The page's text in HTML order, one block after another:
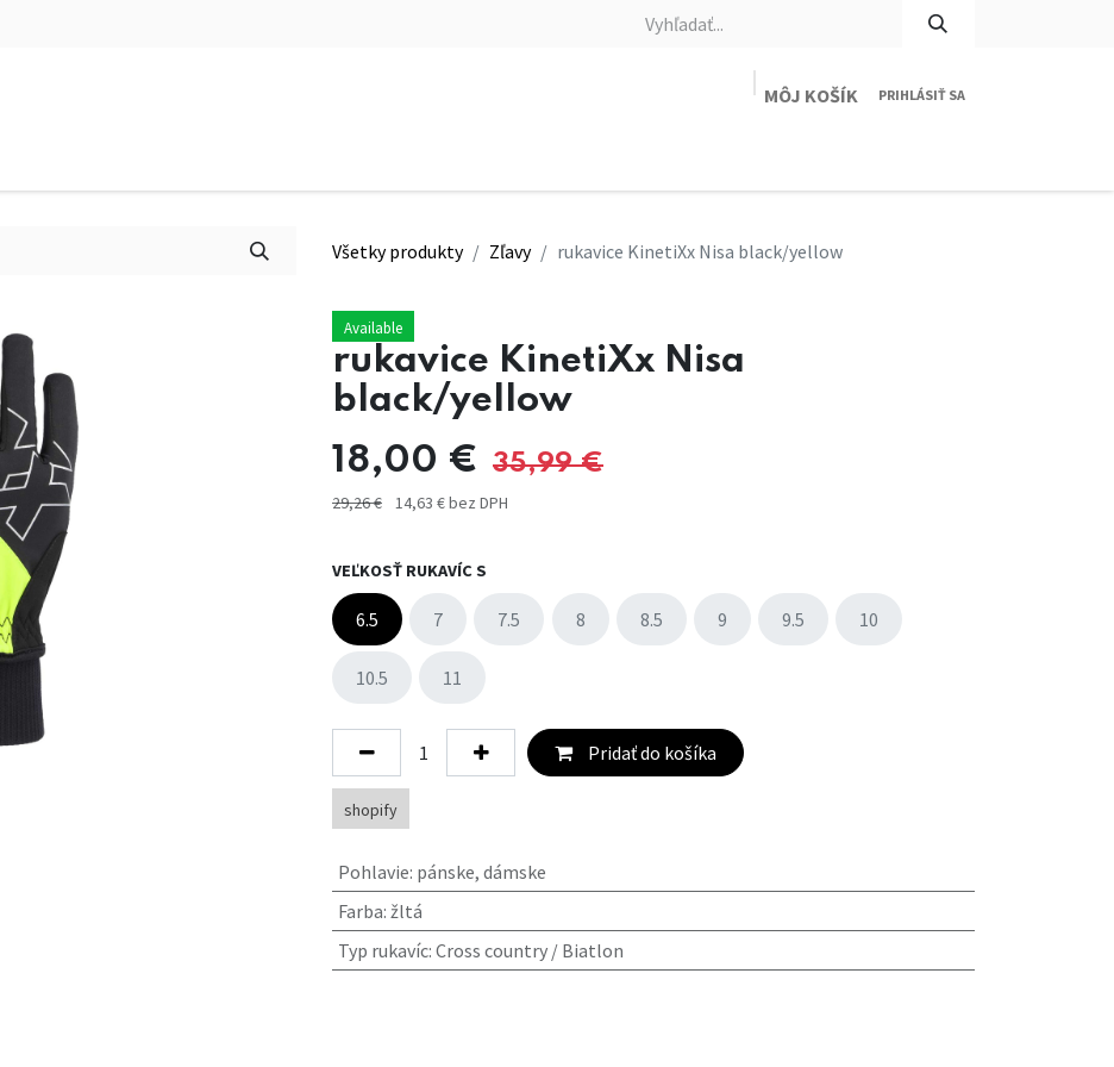
MÔJ KOŠÍK PRIHLÁSIŤ SA
Všetky produkty Zľavy rukavice KinetiXx Nisa black/yellow
Available
rukavice KinetiXx Nisa
black/yellow
18,00 € 35,99€
29,26€ 14,63 €bez DPH
VEĽKOSŤ RUKAVÍC S
6.5 7 7.5 8 8.5 9 9.5 10
10.5 11
Pridať do košíka
shopify
Pohlavie: pánske, dámske
Farba: žltá
Typ rukavíc: Cross country / Biatlon